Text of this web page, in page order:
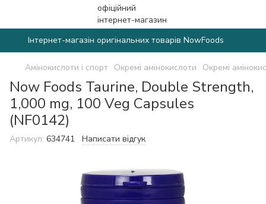
Інтернет-магазін оригінальних товарів NowFoods
Амінокислоти і спорт Окремі амінокислоти Окремі
Now Foods Taurine, Double Strength,
1,000 mg, 100 Veg Capsules
(NF0142)
Артикул: 634741 Написати відгук